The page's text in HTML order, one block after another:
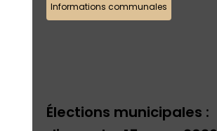
Informations communales
Élections municipales :